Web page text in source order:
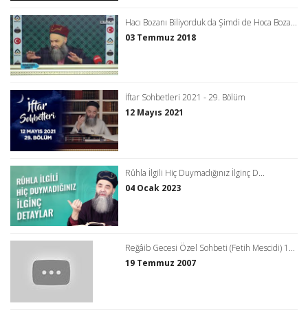
Hacı Bozanı Biliyorduk da Şimdi de Hoca Boza...
03 Temmuz 2018
İftar Sohbetleri 2021 - 29. Bölüm
12 Mayıs 2021
Rûhla İlgili Hiç Duymadığınız İlginç D...
04 Ocak 2023
Reğâib Gecesi Özel Sohbeti (Fetih Mescidi) 1...
19 Temmuz 2007